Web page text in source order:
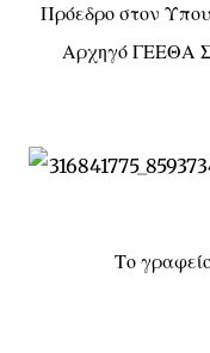
Πρόεδρο στον
Αρχηγό ΓΕΕΘΑ
Το